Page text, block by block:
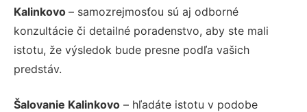
Kalinkovo – samozrejmosťou sú aj odborné
konzultácie či detailné poradenstvo, aby ste mali
istotu, že výsledok bude presne podľa vašich
predstáv.
Šalovanie Kalinkovo – hľadáte istotu v podobe